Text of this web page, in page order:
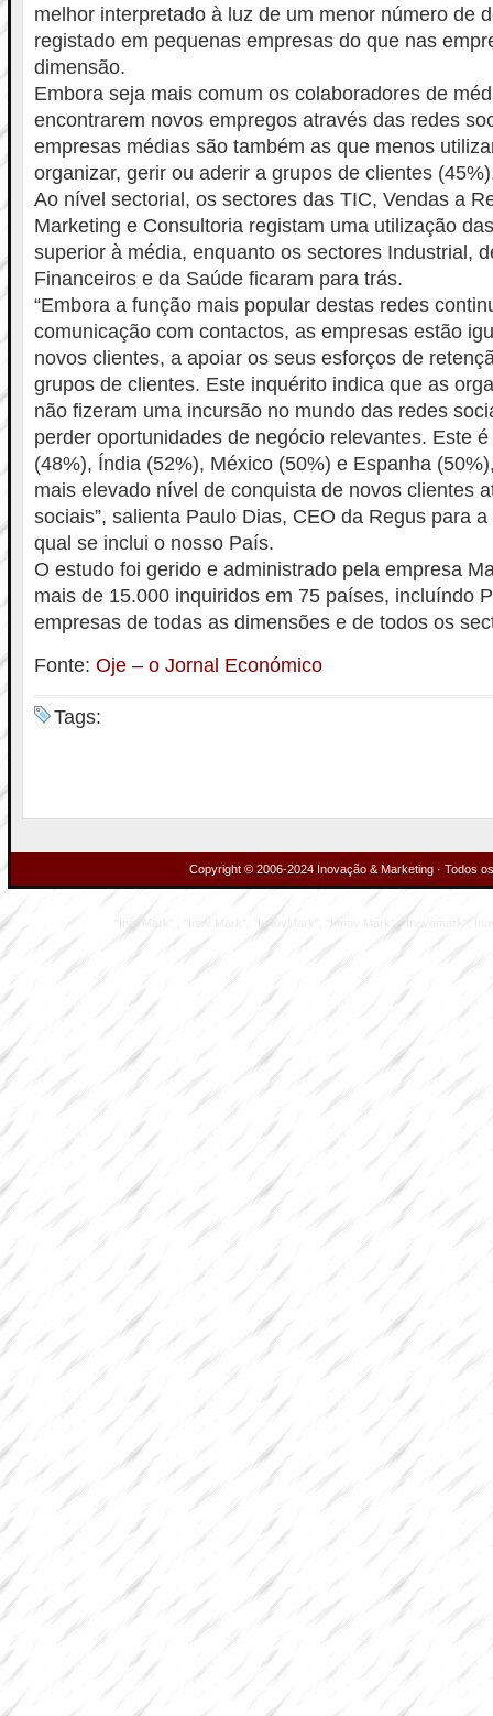
melhor interpretado à luz de um menor número de
registado em pequenas empresas do que nas
dimensão.
Embora seja mais comum os colaboradores de
encontrarem novos empregos através das redes
empresas médias são também as que menos
organizar, gerir ou aderir a grupos de clientes
Ao nível sectorial, os sectores das TIC, Vendas a
Marketing e Consultoria registam uma utilização
superior à média, enquanto os sectores Industrial,
Financeiros e da Saúde ficaram para trás.
“Embora a função mais popular destas redes
comunicação com contactos, as empresas estão
novos clientes, a apoiar os seus esforços de
grupos de clientes. Este inquérito indica que as
não fizeram uma incursão no mundo das redes
perder oportunidades de negócio relevantes. Este
(48%), Índia (52%), México (50%) e Espanha
mais elevado nível de conquista de novos clientes
sociais”, salienta Paulo Dias, CEO da Regus para
qual se inclui o nosso País.
O estudo foi gerido e administrado pela empresa
mais de 15.000 inquiridos em 75 países, incluíndo
empresas de todas as dimensões e de todos os
Fonte: Oje – o Jornal Económico
Tags:
Copyright © 2006-2024 Inovação & Marketing · Todos
"InovMark" , "Inov Mark", "InnovMark", "Innov Mark", "Inovemark",